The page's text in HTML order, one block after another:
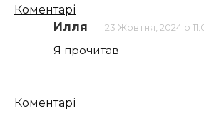
Кількість
коментарів
Коментарі
Илля
23 Жовтня, 2024 о
Я прочитав
Кількість
Коментарі